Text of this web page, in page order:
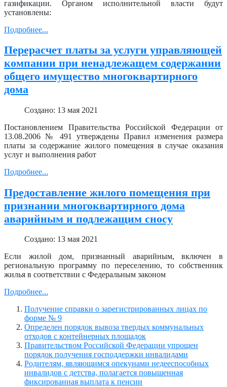
газификации. Органом исполнительной власти будут
установлены:
Подробнее...
Перерасчет платы за услуги управляющей
компании при ненадлежащем содержании
общего имущество многоквартирного
дома
Создано: 13 мая 2021
Постановлением Правительства Российской Федерации от
13.08.2006 № 491 утверждены Правил изменения размера
платы за содержание жилого помещения в случае оказания
услуг и выполнения работ
Подробнее...
Предоставление жилого помещения при
признании многоквартирного дома
аварийным и подлежащим сносу
Создано: 13 мая 2021
Если жилой дом, признанный аварийным, включен в
региональную программу по переселению, то собственник
жилья в соответствии с Федеральным законом
Подробнее...
Получение справки о зарегистрированных лицах по
форме № 9
Определен порядок вывоза твердых коммунальных
отходов с контейнерных площадок
Правительством Российской Федерации упрощен
порядок получения господдержки инвалидами
Родителям, являющимся опекунами недееспособных
инвалидов с детства, полагается повышенная
фиксированная выплата к пенсии